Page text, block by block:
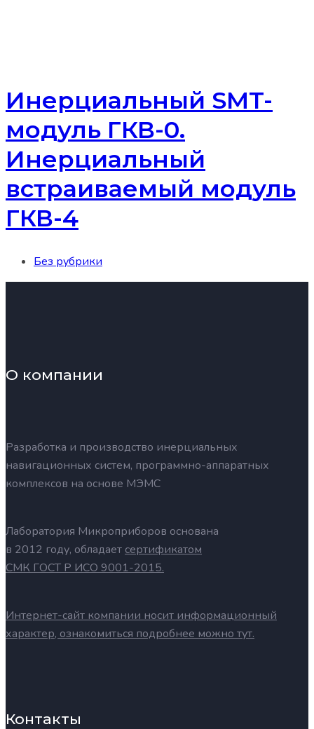
Инерциальный SMT-
модуль ГКВ-0.
Инерциальный
встраиваемый модуль
ГКВ-4
Без рубрики
О компании
Разработка и производство инерциальных
навигационных систем, программно-аппаратных
комплексов на основе МЭМС
Лаборатория Микроприборов основана
в 2012 году, обладает сертификатом
СМК ГОСТ Р ИСО 9001-2015.
Интернет-сайт компании носит информационный
характер, ознакомиться подробнее можно тут.
Контакты